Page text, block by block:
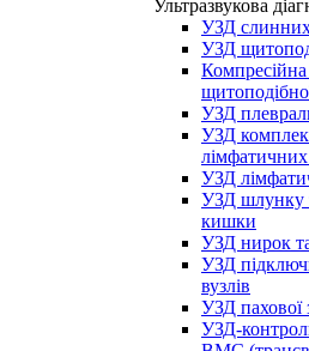
Ультразвукова
УЗД слинних
УЗД
Компресійна
УЗД
УЗД
лімфатичних
УЗД
УЗД шлунку
кишки
УЗД нирок
УЗД
вузлів
УЗД пахової
УЗД-